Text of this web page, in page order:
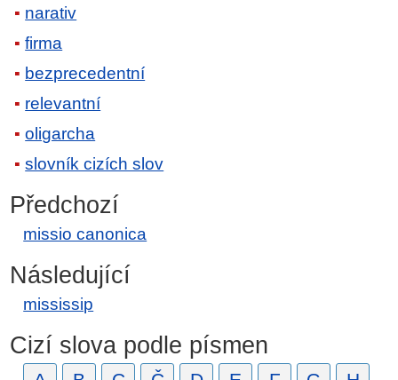
narativ
firma
bezprecedentní
relevantní
oligarcha
slovník cizích slov
Předchozí
missio canonica
Následující
mississip
Cizí slova podle písmen